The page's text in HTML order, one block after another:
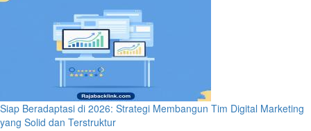
Siap Beradaptasi di 2026: Strategi Membangun Tim Digital Marketing
yang Solid dan Terstruktur